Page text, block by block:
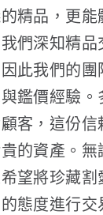
精品，更
們深知精品
此我們的團
鑑價經驗。
客，這份
的資產。
望將珍藏
態度進行交